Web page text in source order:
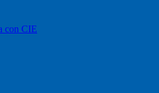
con CIE